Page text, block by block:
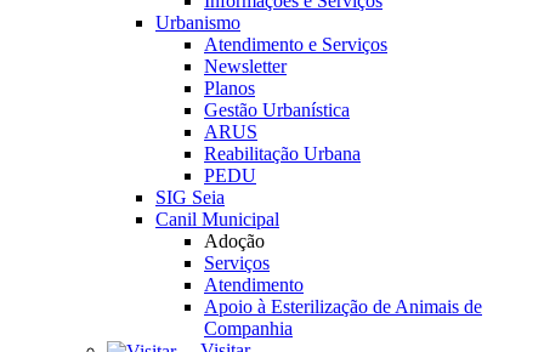
Urbanismo
Atendimento e Serviços
Newsletter
Planos
Gestão Urbanística
ARUS
Reabilitação Urbana
PEDU
SIG Seia
Canil Municipal
Adoção
Serviços
Atendimento
Apoio à Esterilização de Animais de
Companhia